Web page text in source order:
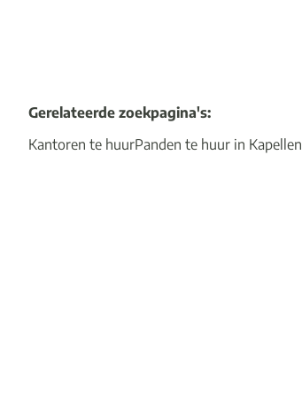
Gerelateerde zoekpagina's:
Kantoren te huurPanden te huur in Kapellen